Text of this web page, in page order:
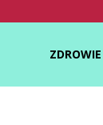
ZDROWIE